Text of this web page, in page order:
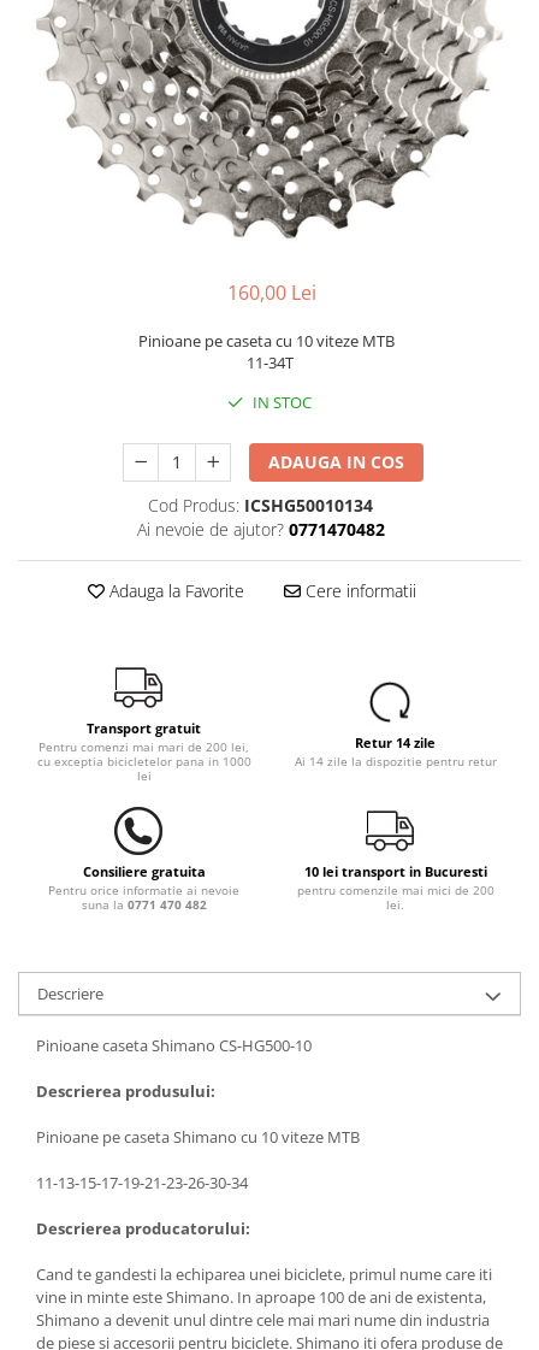
Reflectorizante
Roti ajutatoare
Sonerii
Suporturi auto
Lanturi
Manete schimbator
Mansoane & Ghidoline
Saboti si placute
160,00 Lei
Pinioane pe caseta cu 10 viteze MTB
11-34T
IN STOC
ADAUGA IN COS
Cod Produs: ICSHG50010134
Ai nevoie de ajutor? 0771470482
Adauga la Favorite Cere informatii
Transport gratuit
Pentru comenzi mai mari de 200 lei,
cu exceptia bicicletelor pana in 1000
lei
Retur 14 zile
Ai 14 zile la dispozitie pentru retur
Consiliere gratuita
Pentru orice informatie ai nevoie
suna la 0771 470 482
10 lei transport in Bucuresti
pentru comenzile mai mici de 200
lei.
Descriere
Pinioane caseta Shimano CS-HG500-10
Descrierea produsului:
Pinioane pe caseta Shimano cu 10 viteze MTB
11-13-15-17-19-21-23-26-30-34
Descrierea producatorului:
Cand te gandesti la echiparea unei biciclete, primul nume care iti
vine in minte este Shimano. In aproape 100 de ani de existenta,
Shimano a devenit unul dintre cele mai mari nume din industria
de piese si accesorii pentru biciclete. Shimano iti ofera produse de